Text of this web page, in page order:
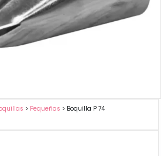
> Pequeñas > Boquilla P 74